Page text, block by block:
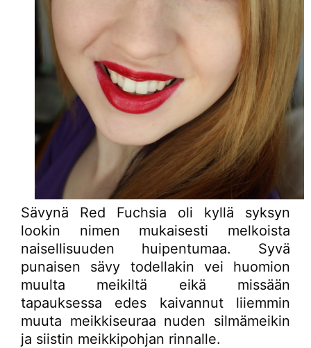
Sävynä Red Fuchsia oli kyllä syksyn
lookin nimen mukaisesti melkoista
naisellisuuden huipentumaa. Syvä
punaisen sävy todellakin vei huomion
muulta meikiltä eikä missään
tapauksessa edes kaivannut liiemmin
muuta meikkiseuraa nuden silmämeikin
ja siistin meikkipohjan rinnalle.